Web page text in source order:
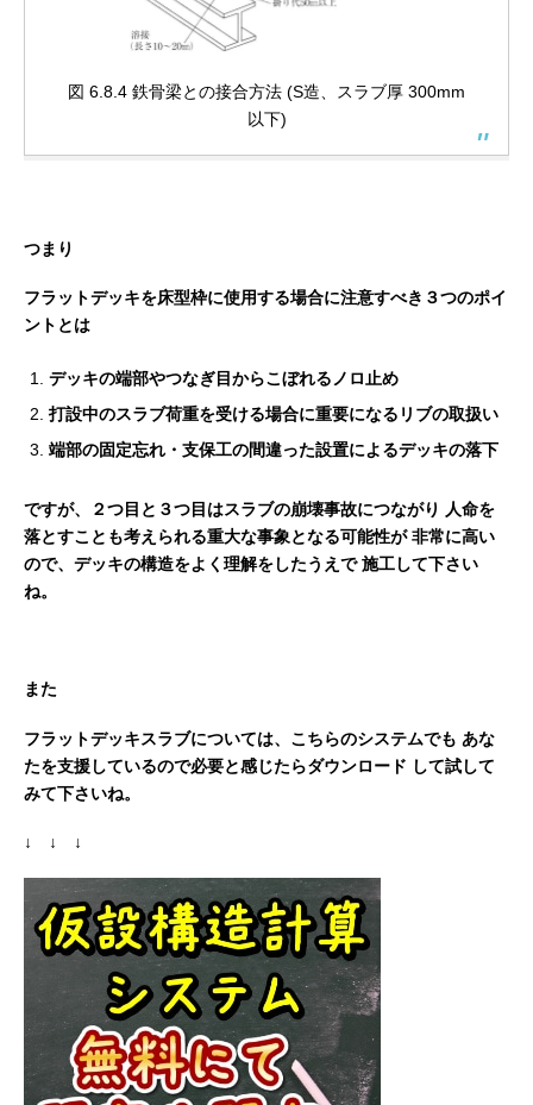
図 6.8.4 鉄骨梁との接合方法 (S造、スラブ厚 300mm
以下)
つまり
フラットデッキを床型枠に使用する場合に注意すべき３つのポイ
ントとは
デッキの端部やつなぎ目からこぼれるノロ止め
打設中のスラブ荷重を受ける場合に重要になるリブの取扱い
端部の固定忘れ・支保工の間違った設置によるデッキの落下
ですが、２つ目と３つ目はスラブの崩壊事故につながり
人命を
落とすことも考えられる重大な事象となる可能性が 非常に高い
ので、デッキの構造をよく理解をしたうえで 施工して下さい
ね。
また
フラットデッキスラブについては、こちらのシステムでも あな
たを支援しているので必要と感じたらダウンロード して試して
みて下さいね。
↓ ↓ ↓